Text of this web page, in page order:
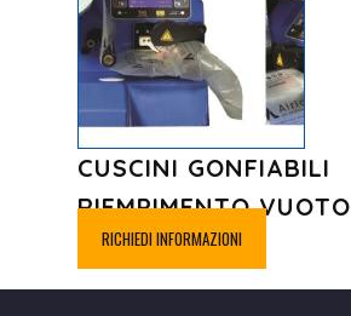
CUSCINI GONFIABILI
RIEMPIMENTO VUOTO
RICHIEDI INFORMAZIONI